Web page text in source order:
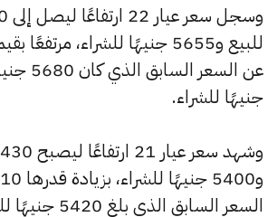
جنيهًا للشراء.